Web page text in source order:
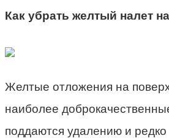
Как убрать желтый налет
Желтые отложения на
наиболее
поддаются удалению и редко